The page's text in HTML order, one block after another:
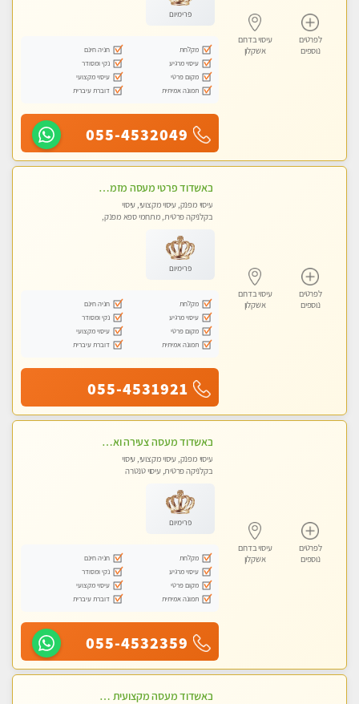
לפרטים
נוספים
עיסוי בדרום
אשקלון
פרימיום
מקלחת
חניה חינם
עיסוי מרגיע
נקי ומסודר
מקום פרטי
עיסוי מקצועי
תמונה אמיתית
דוברת עיברית
055-4532049
לפרטים
נוספים
עיסוי בדרום
אשקלון
באשדוד פרטי מעסה מזמינה אותך לעיסוי מפנק ! פינוק מרגיע שרות vip מובטח. ללא מין !!
עיסוי מפנק, עיסוי מקצועי, עיסוי
בקלניקה פרטית, מתחמי ספא מפנק,
פרימיום
מקלחת
חניה חינם
עיסוי מרגיע
נקי ומסודר
מקום פרטי
עיסוי מקצועי
תמונה אמיתית
דוברת עיברית
055-4531921
לפרטים
נוספים
עיסוי בדרום
אשקלון
באשדוד מעסה צעירה ואלופה לעיסוי מקצועי מומלץ מאוד ....פרטי!!
עיסוי מפנק, עיסוי מקצועי, עיסוי
בקלניקה פרטית, עיסוי טנטרה
פרימיום
מקלחת
חניה חינם
עיסוי מרגיע
נקי ומסודר
מקום פרטי
עיסוי מקצועי
תמונה אמיתית
דוברת עיברית
055-4532359
באשדוד מעסה מקצועית צעירה ואיכותית פרטי!!!